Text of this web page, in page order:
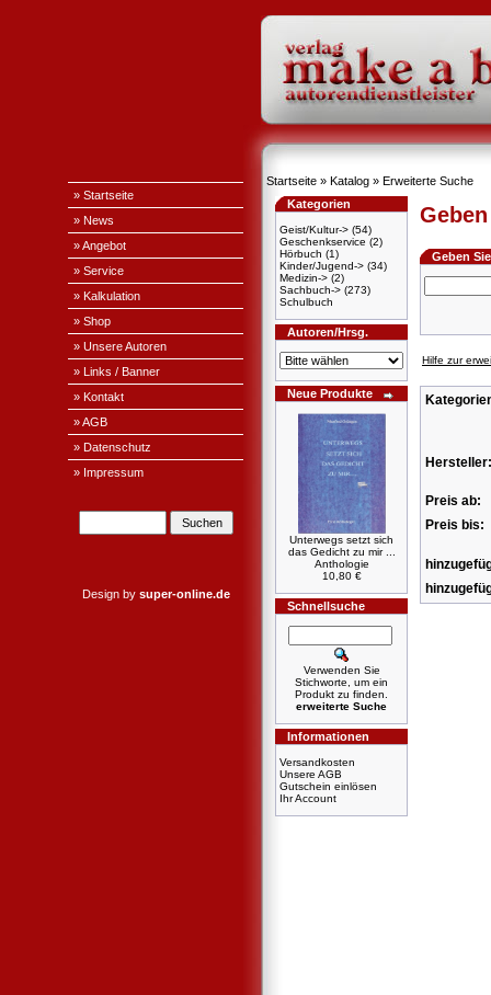
» Startseite
» News
» Angebot
» Service
» Kalkulation
» Shop
» Unsere Autoren
» Links / Banner
» Kontakt
» AGB
» Datenschutz
» Impressum
Design by super-online.de
Startseite » Katalog » Erweiterte Suche
Kategorien
Geist/Kultur-> (54)
Geschenkservice (2)
Hörbuch (1)
Kinder/Jugend-> (34)
Medizin-> (2)
Sachbuch-> (273)
Schulbuch
Autoren/Hrsg.
Neue Produkte
Unterwegs setzt sich
das Gedicht zu mir ...
Anthologie
10,80 €
Schnellsuche
Verwenden Sie
Stichworte, um ein
Produkt zu finden.
erweiterte Suche
Informationen
Versandkosten
Unsere AGB
Gutschein einlösen
Ihr Account
Geben
Hilfe zur
Hersteller:
Preis ab:
Preis bis: